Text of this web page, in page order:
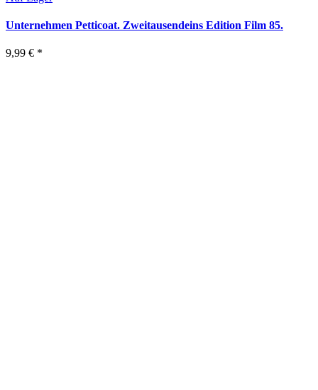
Unternehmen Petticoat. Zweitausendeins Edition Film 85.
9,99 € *